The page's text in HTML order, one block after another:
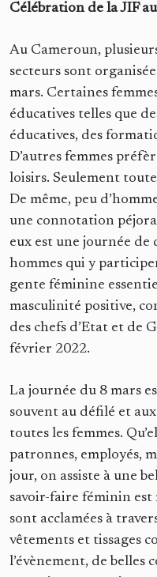
Célébration de la JIF
Au Cameroun,
secteurs sont
mars. Certaines
éducatives telles que
éducatives, des
D’autres femmes
loisirs. Seulement
De même, peu
une connotation
eux est une journée
hommes qui y
gente féminine
masculinité positive,
des chefs d’Etat et de
février 2022.
La journée du 8 mars
souvent au défilé et
toutes les femmes.
patronnes, employés,
jour, on assiste à une
savoir-faire féminin est
sont acclamées à
vêtements et tissages
l’évènement, de belles